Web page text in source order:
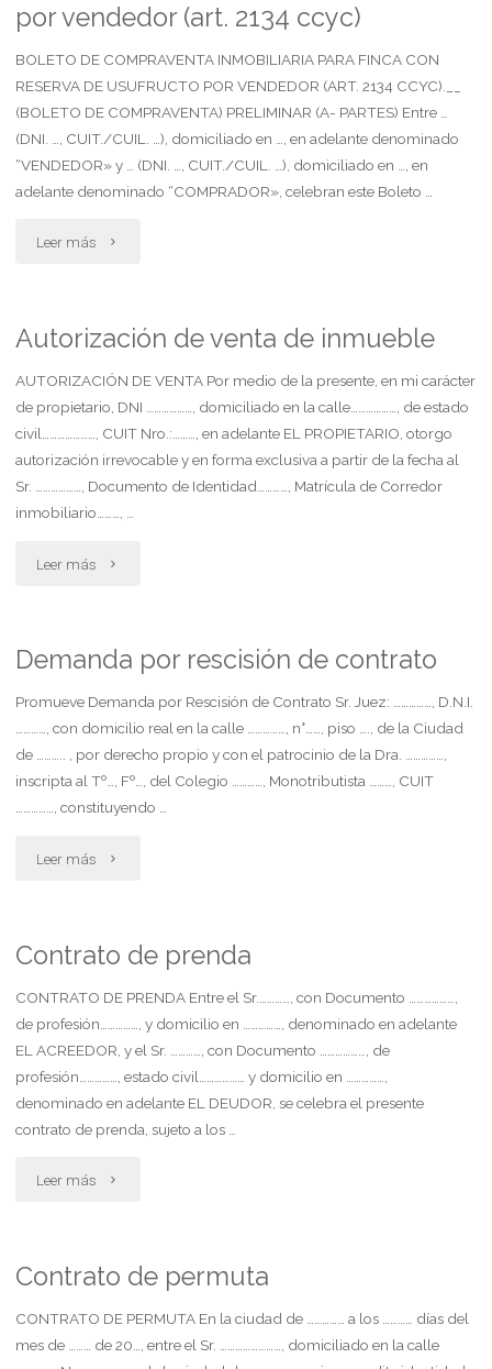
sin
gastos"
por vendedor (art. 2134 ccyc)
BOLETO DE COMPRAVENTA INMOBILIARIA PARA FINCA CON
RESERVA DE USUFRUCTO POR VENDEDOR (ART. 2134 CCYC).__
(BOLETO DE COMPRAVENTA) PRELIMINAR (A- PARTES) Entre …
(DNI. …, CUIT./CUIL. …), domiciliado en …, en adelante denominado
“VENDEDOR» y … (DNI. …, CUIT./CUIL. …), domiciliado en …, en
adelante denominado “COMPRADOR», celebran este Boleto …
Leer más "Boleto
compraventa
inmobiliaria
para
finca
vendedor
2134
ccyc)"
Autorización de venta de inmueble
AUTORIZACIÓN DE VENTA Por medio de la presente, en mi carácter
de propietario, DNI ………………, domiciliado en la calle………………, de estado
civil…………………, CUIT Nro.:………, en adelante EL PROPIETARIO, otorgo
autorización irrevocable y en forma exclusiva a partir de la fecha al
Sr. ………………, Documento de Identidad…………, Matrícula de Corredor
inmobiliario………, …
Leer más "Autorización
venta
inmueble"
Demanda por rescisión de contrato
Promueve Demanda por Rescisión de Contrato Sr. Juez: ……………, D.N.I.
…………, con domicilio real en la calle ……………, n°……, piso …., de la Ciudad
de ……….. , por derecho propio y con el patrocinio de la Dra. ……………,
inscripta al Tº…, Fº…, del Colegio …………, Monotributista ………, CUIT
……………, constituyendo …
Leer más "Demanda
rescisión
contrato"
Contrato de prenda
CONTRATO DE PRENDA Entre el Sr.…………, con Documento ………………,
de profesión……………, y domicilio en ……………, denominado en adelante
EL ACREEDOR, y el Sr. …………, con Documento ………………, de
profesión……………, estado civil……………… y domicilio en ……………,
denominado en adelante EL DEUDOR, se celebra el presente
contrato de prenda, sujeto a los …
Leer más "Contrato
prenda"
Contrato de permuta
CONTRATO DE PERMUTA En la ciudad de …………… a los ………… días del
mes de ……… de 20…, entre el Sr. ……………………, domiciliado en la calle